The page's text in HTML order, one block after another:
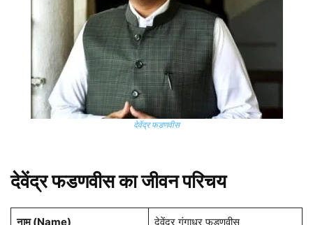
देवेंद्र फडणवीस
देवेंद्र फडणवीस का जीवन परिचय
नाम (Name) देवेंद्र गंगाधर फडणवीस